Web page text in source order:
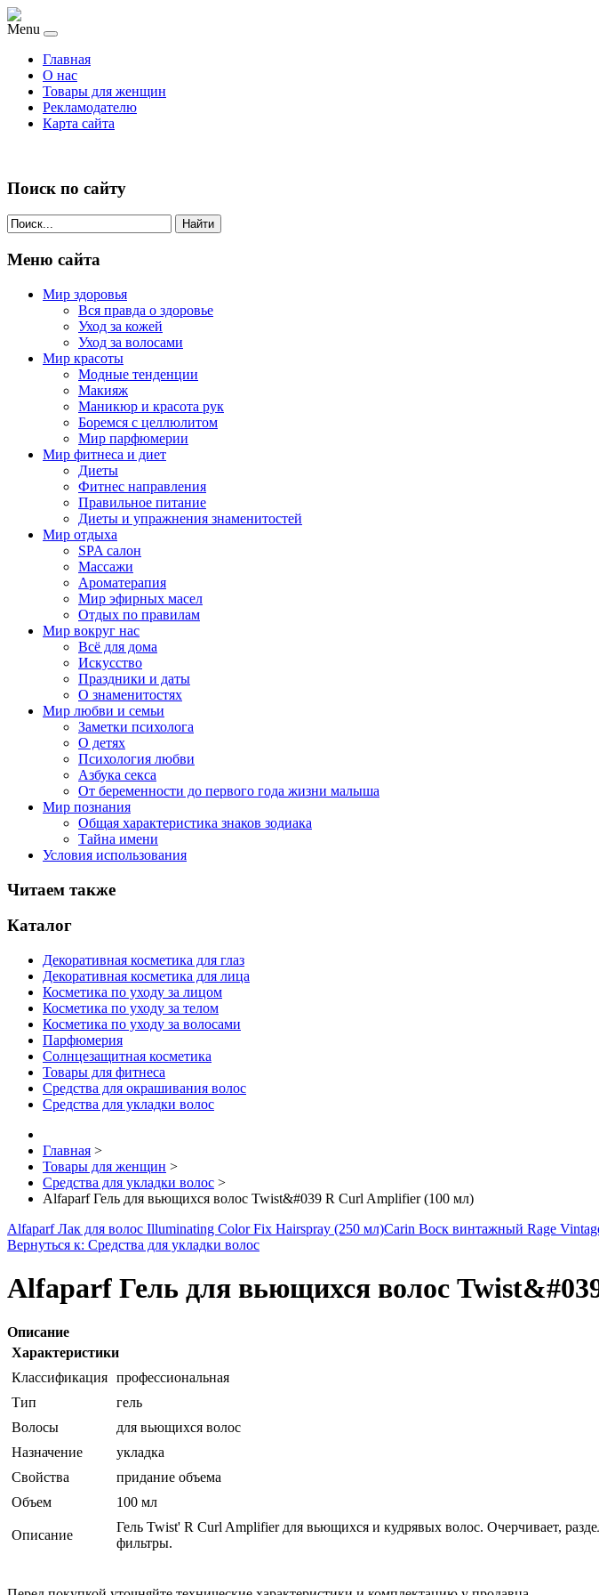
Menu
Главная
О нас
Товары для женщин
Рекламодателю
Карта сайта
Поиск по сайту
Найти
Меню сайта
Мир здоровья
Вся правда о здоровье
Уход за кожей
Уход за волосами
Мир красоты
Модные тенденции
Макияж
Маникюр и красота рук
Боремся с целлюлитом
Мир парфюмерии
Мир фитнеса и диет
Диеты
Фитнес направления
Правильное питание
Диеты и упражнения знаменитостей
Мир отдыха
SPA салон
Массажи
Ароматерапия
Мир эфирных масел
Отдых по правилам
Мир вокруг нас
Всё для дома
Искусство
Праздники и даты
О знаменитостях
Мир любви и семьи
Заметки психолога
О детях
Психология любви
Азбука секса
От беременности до первого года жизни малыша
Мир познания
Общая характеристика знаков зодиака
Тайна имени
Условия использования
Читаем также
Каталог
Декоративная косметика для глаз
Декоративная косметика для лица
Косметика по уходу за лицом
Косметика по уходу за телом
Косметика по уходу за волосами
Парфюмерия
Солнцезащитная косметика
Товары для фитнеса
Средства для окрашивания волос
Средства для укладки волос
Главная >
Товары для женщин >
Средства для укладки волос >
Alfaparf Гель для вьющихся волос Twist&#039 R Curl Amplifier (100 мл)
Alfaparf Лак для волос Illuminating Color Fix Hairspray (250 мл)Carin Воск винтажный Rage
Вернуться к: Средства для укладки волос
Alfaparf Гель для вьющихся волос
Описание
Характеристики
Классификация профессиональная
Тип
гель
Волосы
для вьющихся волос
Назначение
укладка
Свойства
придание объема
Объем
100 мл
Описание
Гель Twist' R Curl Amplifier для вьющихся и кудрявых волос. Очерчивает,
фильтры.